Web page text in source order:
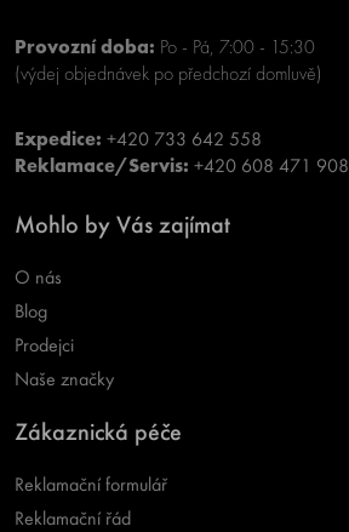
Provozní doba: Po - Pá, 7:00 - 15:30
(výdej objednávek po předchozí domluvě)
Expedice: +420 733 642 558
Reklamace/Servis: +420 608 471 908
Mohlo by Vás zajímat
O nás
Blog
Prodejci
Naše značky
Zákaznická péče
Reklamační formulář
Reklamační řád